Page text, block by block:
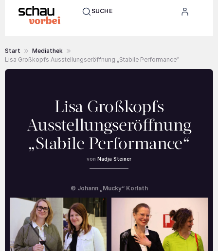
SUCHE
Start
Mediathek
Lisa Großkopfs Ausstellungseröffnung „Stabile Performance“
Lisa Großkopfs
Ausstellungseröffnung
„Stabile Performance“
Nadja Steiner
© Johann „Mucky“ Korlath